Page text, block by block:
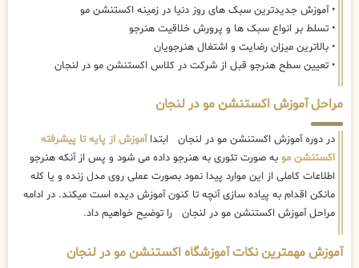
• آموزش جدیدترین سبک های روز دنیا در زمینه اکستنشن مو
• تسلط بر انواع سبک ها و پرورش خلاقیت هنرجو
• بالاترین میزان رضایت و اشتغال هنرجویان
• تعیین سطح هنرجو قبل از شرکت در کلاس اکستنشن مو در لنجان
مراحل آموزش اکستنشن مو در لنجان
در دوره آموزش اکستنشن مو در لنجان ابتداآموزش از پایه تا پیشرفته
اکستنشن مو به صورت تئوری به هنرجو داده می شود و پس از آنکه هنرجو
اطلاعات کاملی از این موارد پیدا نمود بصورت عملی روی مدل زنده و یا کله
مانکن اقدام به پیاده سازی آنچه تا کنون آموزش دیده است میکند. در ادامه
مراحل آموزش اکستنشن مو در لنجان را توضیح خواهیم داد.
آموزش مهمترین نکات آموزشگاه اکستنشن مو در لنجان